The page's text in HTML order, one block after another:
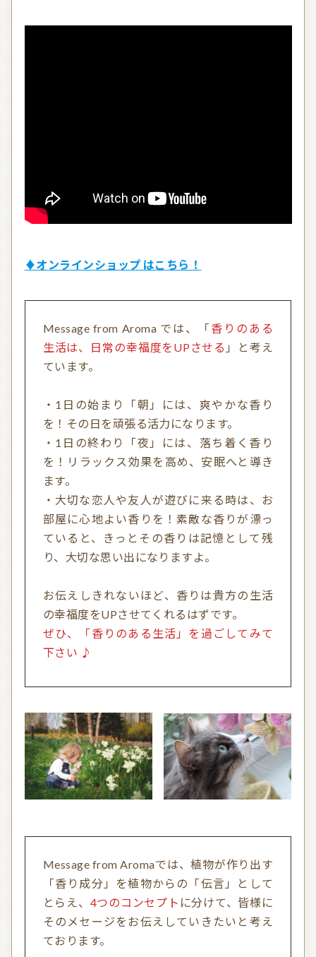
利用規約
♦オンラインショップ はこちら！
Message from Aroma では、「 香りのある
生活は、日常の幸福度をUPさせる 」と考え
ています。
・1日の始まり「朝」には、爽やかな香り
を！その日を頑張る活力になります。
・1日の終わり「夜」には、落ち着く香り
を！リラックス効果を高め、安眠へと導き
ます。
・大切な恋人や友人が遊びに来る時は、お
部屋に心地よい香りを！素敵な香りが漂っ
ていると、きっとその香りは記憶として残
り、大切な思い出になりますよ。
お伝えしきれないほど、香りは貴方の生活
の幸福度をUPさせてくれるはずです。
ぜひ、「香りのある生活」を過ごしてみて
下さい ♪
Message from Aromaでは、植物が作り出す
「香り成分」を植物からの「伝言」として
とらえ、 4つのコンセプト に分けて、皆様に
そのメセージをお伝えしていきたいと考え
ております。